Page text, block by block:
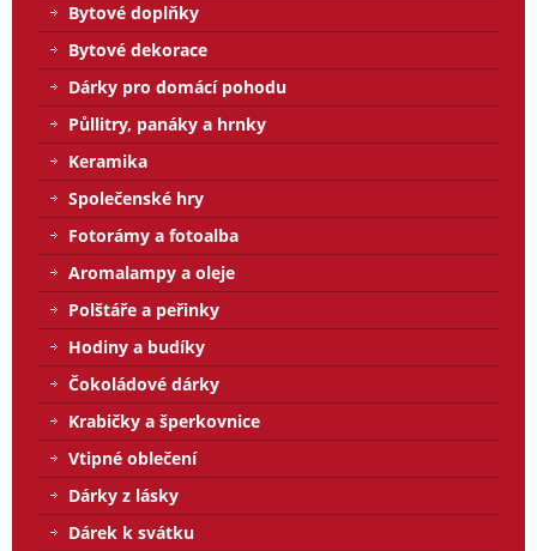
Bytové doplňky
Bytové dekorace
Dárky pro domácí pohodu
Půllitry, panáky a hrnky
Keramika
Společenské hry
Fotorámy a fotoalba
Aromalampy a oleje
Polštáře a peřinky
Hodiny a budíky
Čokoládové dárky
Krabičky a šperkovnice
Vtipné oblečení
Dárky z lásky
Dárek k svátku